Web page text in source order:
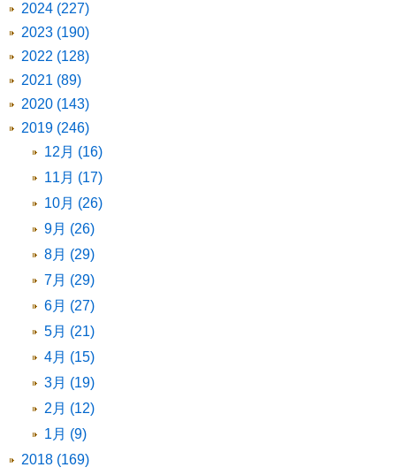
2024 (227)
2023 (190)
2022 (128)
2021 (89)
2020 (143)
2019 (246)
12月 (16)
11月 (17)
10月 (26)
9月 (26)
8月 (29)
7月 (29)
6月 (27)
5月 (21)
4月 (15)
3月 (19)
2月 (12)
1月 (9)
2018 (169)